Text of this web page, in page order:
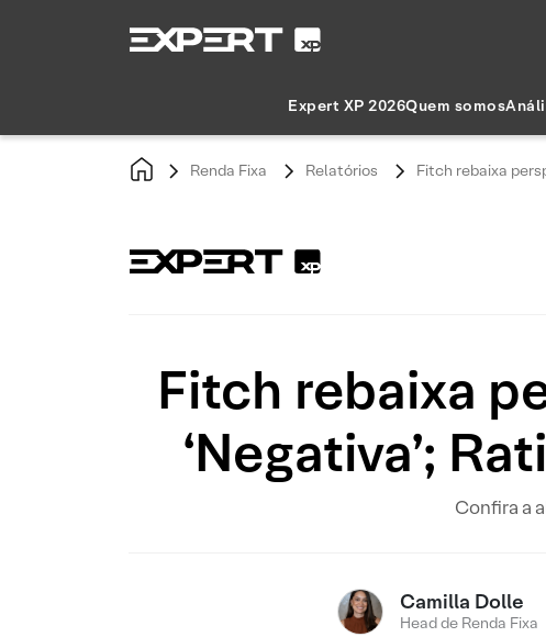
Expert XP 2026Quem somos
Renda Fixa Relatórios Fitch rebaixa
Fitch rebaixa
‘Negativa’;
Confira a
Camilla Dolle
Head de Renda Fixa